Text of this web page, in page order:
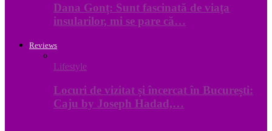
Dana Gonț: Sunt fascinată de viaţa
insularilor, mi se pare că…
Reviews
Lifestyle
Locuri de vizitat și încercat în București:
Caju by Joseph Hadad,…